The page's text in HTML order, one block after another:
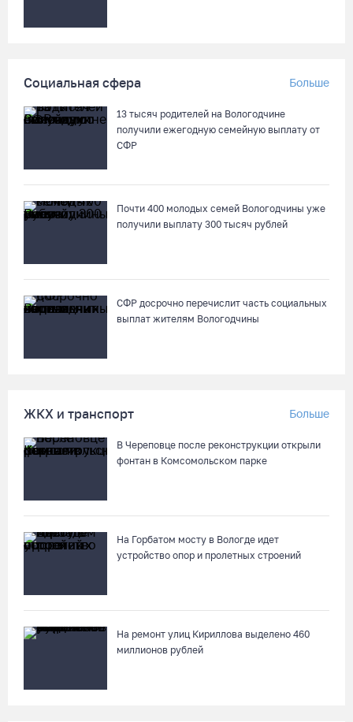
Завершен первый этап благоустройства прибрежной зоны
Шекснинского водохранилища
07.08.26 / 14:25
07.08.26 / 14:20
В Кириллове впервые пройдет фестиваль «Рэп на Руси» в
честь юбилея города
07.08.26 / 13:40
Кириллов станет новой столицей «Серебряного ожерелья» в
свой 250-летний юбилей
гостей города 8 и 9 августа
Череповецкая пенсионерка продала украшения и лишилась
более полумиллиона рублей
Социальная сфера Больше
13 тысяч родителей на Вологодчине
получили ежегодную семейную выплату от
СФР
Почти 400 молодых семей Вологодчины уже
получили выплату 300 тысяч рублей
СФР досрочно перечислит часть социальных
выплат жителям Вологодчины
ЖКХ и транспорт Больше
В Череповце после реконструкции открыли
фонтан в Комсомольском парке
На Горбатом мосту в Вологде идет
устройство опор и пролетных строений
На ремонт улиц Кириллова выделено 460
миллионов рублей